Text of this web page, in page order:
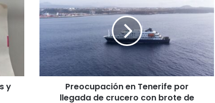
y
Tenerife
de
crucero
con
brote
hantavirus
Preocupación en Tenerife por
llegada de crucero con brote de